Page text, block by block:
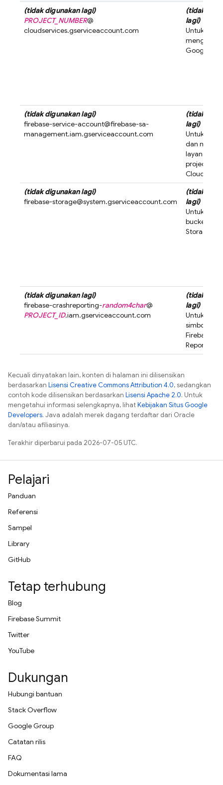
(tidak digunakan lagi)
PROJECT_NUMBER@
cloudservices.gserviceaccount.com
(tidak
lagi)
Untuk
Google API
(tidak digunakan lagi)
firebase-service-account@firebase-sa-
management.iam.gserviceaccount.com
(tidak
lagi)
Untuk
dan
layanan
project
Cloud
(tidak digunakan lagi)
firebase-storage@system.gserviceaccount.com
(tidak
lagi)
Untuk
bucket
Storage for
(tidak digunakan lagi)
firebase-crashreporting-random4char@
PROJECT_ID.iam.gserviceaccount.com
(tidak
lagi)
Untuk
simbol
Firebase
Reporting
Kecuali dinyatakan lain, konten di halaman ini dilisensikan
berdasarkan Lisensi Creative Commons Attribution 4.0, sedangkan
contoh kode dilisensikan berdasarkan Lisensi Apache 2.0. Untuk
mengetahui informasi selengkapnya, lihatKebijakan Situs Google
Developers. Java adalah merek dagang terdaftar dari Oracle
dan/atau afiliasinya.
Terakhir diperbarui pada 2026-07-05 UTC.
Pelajari
Panduan
Referensi
Sampel
Library
GitHub
Tetap terhubung
Blog
Firebase Summit
Twitter
YouTube
Dukungan
Hubungi bantuan
Stack Overflow
Google Group
Catatan rilis
FAQ
Dokumentasi lama